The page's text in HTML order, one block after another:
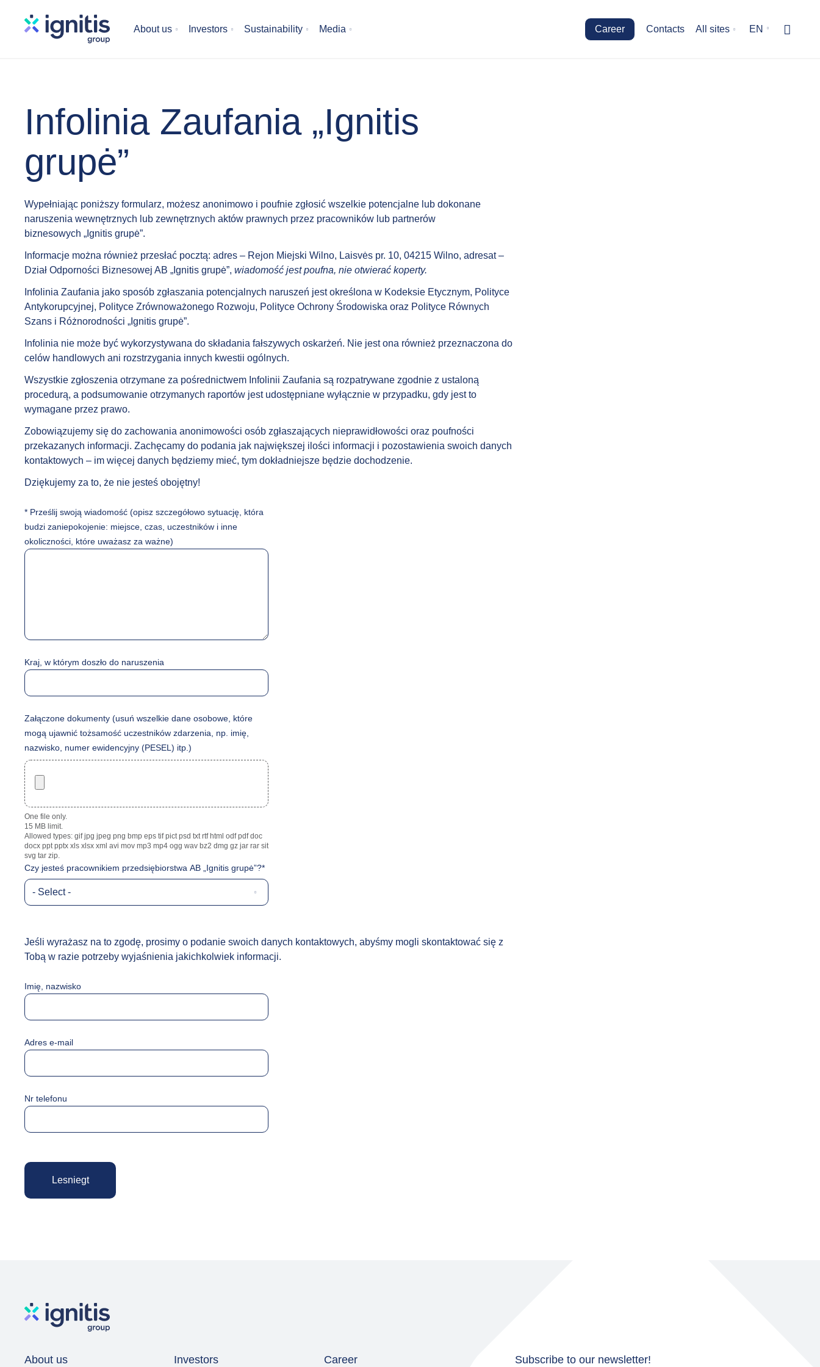
About us Investors Sustainability Media Career Contacts All sites EN
Infolinia Zaufania „Ignitis
grupė”
Wypełniając poniższy formularz, możesz anonimowo i poufnie zgłosić wszelkie potencjalne lub dokonane
naruszenia wewnętrznych lub zewnętrznych aktów prawnych przez pracowników lub partnerów
biznesowych „Ignitis grupė”.
Informacje można również przesłać pocztą: adres – Rejon Miejski Wilno, Laisvės pr. 10, 04215 Wilno, adresat –
Dział Odporności Biznesowej AB „Ignitis grupė”, wiadomość jest poufna, nie otwierać koperty.
Infolinia Zaufania jako sposób zgłaszania potencjalnych naruszeń jest określona w Kodeksie Etycznym, Polityce
Antykorupcyjnej, Polityce Zrównoważonego Rozwoju, Polityce Ochrony Środowiska oraz Polityce Równych
Szans i Różnorodności „Ignitis grupė”.
Infolinia nie może być wykorzystywana do składania fałszywych oskarżeń. Nie jest ona również przeznaczona do
celów handlowych ani rozstrzygania innych kwestii ogólnych.
Wszystkie zgłoszenia otrzymane za pośrednictwem Infolinii Zaufania są rozpatrywane zgodnie z ustaloną
procedurą, a podsumowanie otrzymanych raportów jest udostępniane wyłącznie w przypadku, gdy jest to
wymagane przez prawo.
Zobowiązujemy się do zachowania anonimowości osób zgłaszających nieprawidłowości oraz poufności
przekazanych informacji. Zachęcamy do podania jak największej ilości informacji i pozostawienia swoich danych
kontaktowych – im więcej danych będziemy mieć, tym dokładniejsze będzie dochodzenie.
Dziękujemy za to, że nie jesteś obojętny!
Prześlij swoją wiadomość (opisz szczegółowo sytuację, która
budzi zaniepokojenie: miejsce, czas, uczestników i inne
okoliczności, które uważasz za ważne)
Kraj, w którym doszło do naruszenia
Załączone dokumenty (usuń wszelkie dane osobowe, które
mogą ujawnić tożsamość uczestników zdarzenia, np. imię,
nazwisko, numer ewidencyjny (PESEL) itp.)
One file only.
15 MB limit.
Allowed types: gif jpg jpeg png bmp eps tif pict psd txt rtf html odf pdf doc
docx ppt pptx xls xlsx xml avi mov mp3 mp4 ogg wav bz2 dmg gz jar rar sit
svg tar zip.
Czy jesteś pracownikiem przedsiębiorstwa AB „Ignitis grupė”?*
Czy
AB
„Ignitis
*
- Select -
Jeśli wyrażasz na to zgodę, prosimy o podanie swoich danych kontaktowych, abyśmy mogli skontaktować się z
Tobą w razie potrzeby wyjaśnienia jakichkolwiek informacji.
Imię, nazwisko
Adres e-mail
Nr telefonu
About us Investors Career Subscribe to our newsletter!